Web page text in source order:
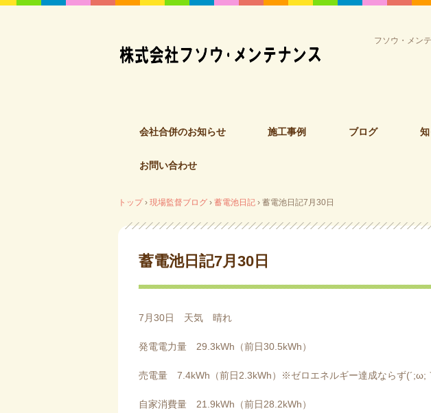
フソウ・メン
会社合併のお知らせ 施工事例 ブログ
お問い合わせ
トップ › 現場監督ブログ › 蓄電池日記 › 蓄電池日記7月30日
蓄電池日記7月30日
7月30日 天気 晴れ
発電電力量 29.3kWh（前日30.5kWh）
売電量 7.4kWh（前日2.3kWh）※ゼロエネルギー達成ならず(´;ω;
自家消費量 21.9kWh（前日28.2kWh）